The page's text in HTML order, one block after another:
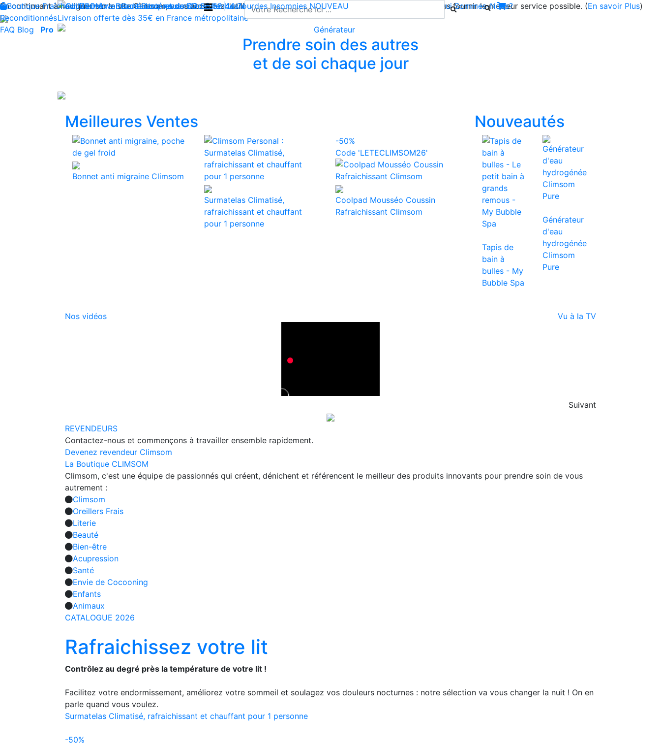
En continuant à naviguer sur le site Climsom, vous acceptez l'utilisation de cookies pour enregistrer votre panier et vous fournir le meilleur service possible. (En savoir Plus)
Produits innovants de Santé et de Bien-être | Livraison offerte dès 35€ en France métropolitaine
Livraison offerte dès 35€ en France métropolitaine
Contactez-nous : 02 85 52 44 74 -contact@climsom.com Qui Sommes-Nous?
Boutique Fraîcheur Bien-être Beauté Acupression Dos Jambes lourdes Insomnies NOUVEAU
Reconditionnés
FAQ Blog Pro
Prendre soin des autres
et de soi chaque jour
Meilleures Ventes
Bonnet anti migraine Climsom
Surmatelas Climatisé,
rafraichissant et chauffant
pour 1 personne
-50%
Code 'LETECLIMSOM26'
Coolpad Mousséo Coussin
Rafraichissant Climsom
Nouveautés
Tapis de
bain à
bulles - My
Bubble Spa
Générateur
d'eau
hydrogénée
Climsom
Pure
Nos vidéos Vu à la TV
Suivant
REVENDEURS
Contactez-nous et commençons à travailler ensemble rapidement.
Devenez revendeur Climsom
La Boutique CLIMSOM
Climsom, c'est une équipe de passionnés qui créent, dénichent et référencent le meilleur des produits innovants pour prendre soin de vous
autrement :
Climsom
Oreillers Frais
Literie
Beauté
Bien-être
Acupression
Santé
Envie de Cocooning
Enfants
Animaux
CATALOGUE 2026
Rafraichissez votre lit
Contrôlez au degré près la température de votre lit !
Facilitez votre endormissement, améliorez votre sommeil et soulagez vos douleurs nocturnes : notre sélection va vous changer la nuit ! On en
parle quand vous voulez.
Surmatelas Climatisé, rafraichissant et chauffant pour 1 personne
-50%